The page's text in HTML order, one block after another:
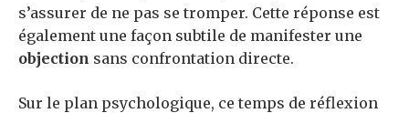
s’assurer de ne pas se tromper. Cette réponse est
également une façon subtile de manifester une
objection sans confrontation directe.
Sur le plan psychologique, ce temps de réflexion